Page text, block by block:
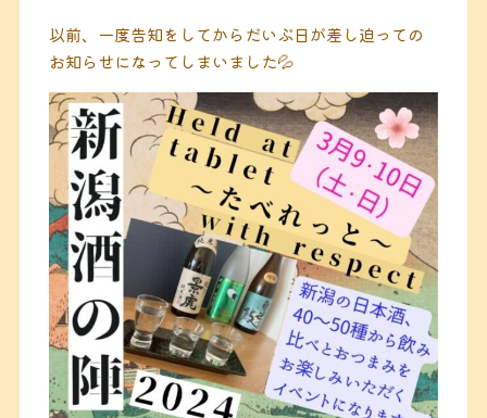
以前、一度告知をしてからだいぶ日が差し迫っての
お知らせになってしまいました💦